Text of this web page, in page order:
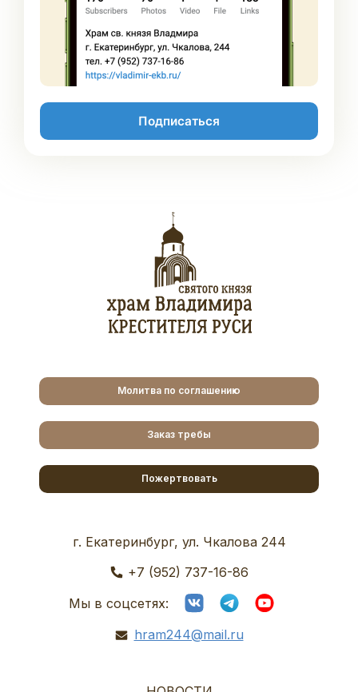
Подписаться
Молитва по соглашению
Заказ требы
Пожертвовать
г. Екатеринбург, ул. Чкалова 244
+7 (952) 737-16-86
Мы в соцсетях:
hram244@mail.ru